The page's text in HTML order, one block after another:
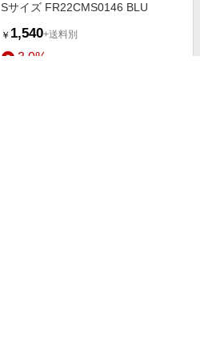
Sサイズ FR22CMS0146 BLU
￥ 1,540+送料別
3.0%